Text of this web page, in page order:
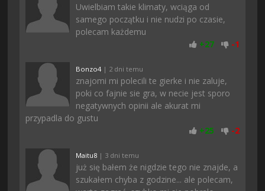
Uwielbiam takie klimaty, wciąga od
samego początku i nie nudzi po czasie,
polecam każdemu
+27 -1
Bonzo4| 2 dni temu
znajomi mi polecili te gierke i nie zaluje,
poki co fajnie sie gra, w necie jest sporo
negatywnych opinii ale akurat mi
przypadla do gustu
+25 -2
Maitu8 | 3 dni temu
już się bałem że nigdzie tego nie znajde, a
szukałem chyba z godzine... ale polecam,